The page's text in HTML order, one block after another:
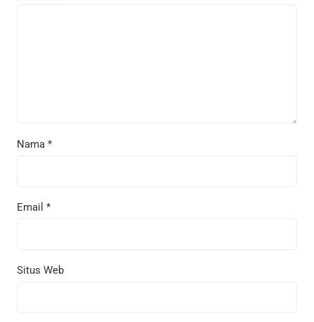
Nama *
Email *
Situs Web